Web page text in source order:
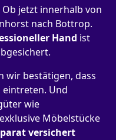
jetzt innerhalb von
nach Bottrop.
Hand ist
wir bestätigen, dass
Und
wie
Möbelstücke
versichert